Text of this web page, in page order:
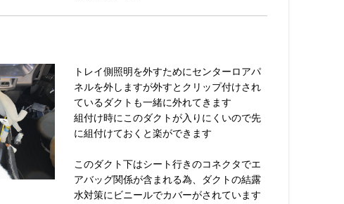
トレイ側照明を外すためにセンターロアパ
ネルを外しますが外すとクリップ付けされ
ているダクトも一緒に外れてきます
組付け時にこのダクトが入りにくいので先
に組付けておくと楽ができます
このダクト下はシート行きのコネクタでエ
アバッグ関係が含まれる為、ダクトの結露
水対策にビニールでカバーがされています